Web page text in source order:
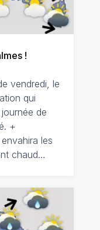
!
vendredi, le
qui
de
+
les
chaud…